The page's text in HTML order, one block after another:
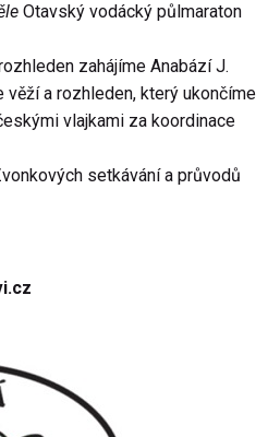
Otavský vodácký půlmaraton
zahájíme Anabází J.
věží a rozhleden, který ukončíme
vlajkami za koordinace
setkávání a průvodů
z